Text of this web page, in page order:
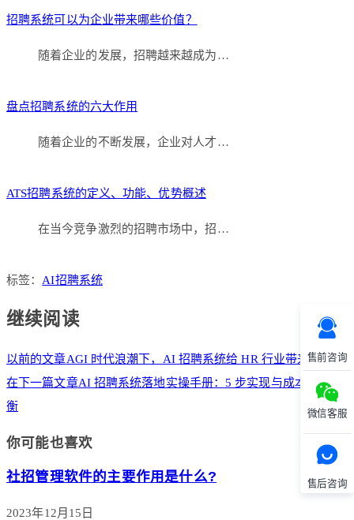
售前咨询
微信客服
售后咨询
招聘系统可以为企业带来哪些价值？
随着企业的发展，招聘越来越成为…
盘点招聘系统的六大作用
随着企业的不断发展，企业对人才…
ATS招聘系统的定义、功能、优势概述
在当今竞争激烈的招聘市场中，招…
标签： AI招聘系统
继续阅读
以前的文章AGI 时代浪潮下，AI 招聘系统给 HR 行业带来的巨变
在下一篇文章AI 招聘系统落地实操手册：5 步实现与成本效益权
衡
你可能也喜欢
社招管理软件的主要作用是什么?
2023年12月15日